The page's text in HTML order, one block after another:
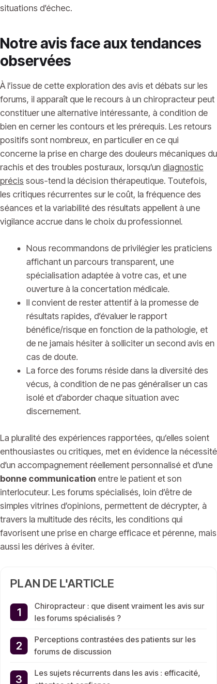
situations d’échec.
Notre avis face aux tendances
observées
À l’issue de cette exploration des avis et débats sur les
forums, il apparaît que le recours à un chiropracteur peut
constituer une alternative intéressante, à condition de
bien en cerner les contours et les prérequis. Les retours
positifs sont nombreux, en particulier en ce qui
concerne la prise en charge des douleurs mécaniques du
rachis et des troubles posturaux, lorsqu’un diagnostic
précis sous-tend la décision thérapeutique. Toutefois,
les critiques récurrentes sur le coût, la fréquence des
séances et la variabilité des résultats appellent à une
vigilance accrue dans le choix du professionnel.
Nous recommandons de privilégier les praticiens
affichant un parcours transparent, une
spécialisation adaptée à votre cas, et une
ouverture à la concertation médicale.
Il convient de rester attentif à la promesse de
résultats rapides, d’évaluer le rapport
bénéfice/risque en fonction de la pathologie, et
de ne jamais hésiter à solliciter un second avis en
cas de doute.
La force des forums réside dans la diversité des
vécus, à condition de ne pas généraliser un cas
isolé et d’aborder chaque situation avec
discernement.
La pluralité des expériences rapportées, qu’elles soient
enthousiastes ou critiques, met en évidence la nécessité
d’un accompagnement réellement personnalisé et d’une
bonne communication entre le patient et son
interlocuteur. Les forums spécialisés, loin d’être de
simples vitrines d’opinions, permettent de décrypter, à
travers la multitude des récits, les conditions qui
favorisent une prise en charge efficace et pérenne, mais
aussi les dérives à éviter.
PLAN DE L'ARTICLE
Chiropracteur : que disent vraiment les avis sur
les forums spécialisés ?
Perceptions contrastées des patients sur les
forums de discussion
Les sujets récurrents dans les avis : efficacité,